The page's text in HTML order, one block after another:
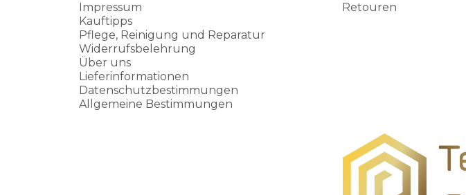
Impressum
Kauftipps
Pflege, Reinigung und Reparatur
Widerrufsbelehrung
Über uns
Lieferinformationen
Datenschutzbestimmungen
Allgemeine Bestimmungen
Retouren